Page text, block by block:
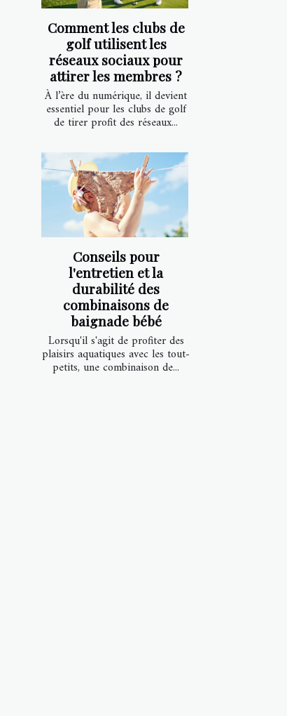
Comment les clubs de
golf utilisent les
réseaux sociaux pour
attirer les membres ?
À l’ère du numérique, il devient
essentiel pour les clubs de golf
de tirer profit des réseaux...
Conseils pour
l'entretien et la
durabilité des
combinaisons de
baignade bébé
Lorsqu'il s'agit de profiter des
plaisirs aquatiques avec les tout-
petits, une combinaison de...